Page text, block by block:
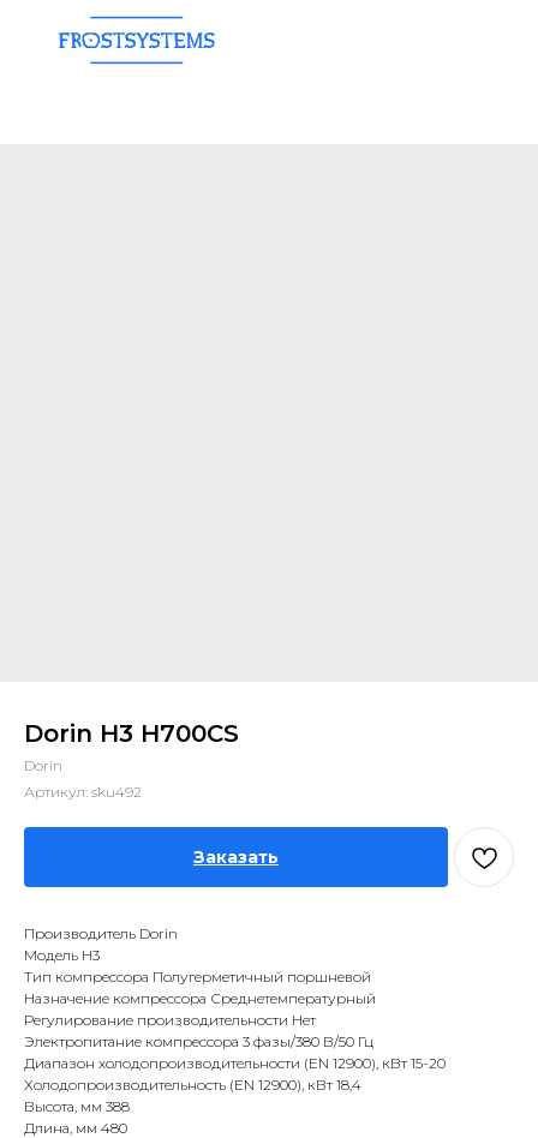
Dorin H3 H700CS
Dorin
Артикул: sku492
Заказать
Производитель Dorin
Модель H3
Тип компрессора Полугерметичный поршневой
Назначение компрессора Среднетемпературный
Регулирование производительности Нет
Электропитание компрессора 3 фазы/380 В/50 Гц
Диапазон холодопроизводительности (EN 12900), кВт 15-20
Холодопроизводительность (EN 12900), кВт 18,4
Высота, мм 388
Длина, мм 480